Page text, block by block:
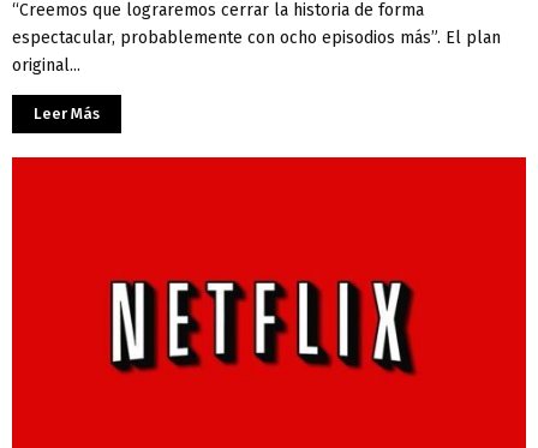
“Creemos que lograremos cerrar la historia de forma
espectacular, probablemente con ocho episodios más”. El plan
original...
Leer Más